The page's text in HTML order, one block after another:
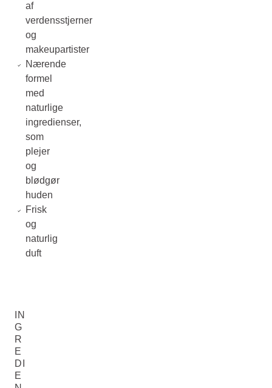
af
verdensstjerner
og
makeupartister
Nærende
formel
med
naturlige
ingredienser,
som
plejer
og
blødgør
huden
Frisk
og
naturlig
duft
IN
G
R
E
DI
E